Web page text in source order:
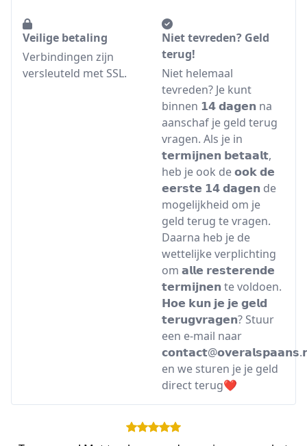
Veilige betaling
Verbindingen zijn
versleuteld met SSL.
Niet tevreden? Geld
terug!
Niet helemaal
tevreden? Je kunt
binnen 𝟭𝟰 𝗱𝗮𝗴𝗲𝗻 na
aanschaf je geld terug
vragen. Als je in
𝘁𝗲𝗿𝗺𝗶𝗷𝗻𝗲𝗻 𝗯𝗲𝘁𝗮𝗮𝗹𝘁,
heb je ook de 𝗼𝗼𝗸 𝗱𝗲
𝗲𝗲𝗿𝘀𝘁𝗲 𝟭𝟰 𝗱𝗮𝗴𝗲𝗻 de
mogelijkheid om je
geld terug te vragen.
Daarna heb je de
wettelijke verplichting
om 𝗮𝗹𝗹𝗲 𝗿𝗲𝘀𝘁𝗲𝗿𝗲𝗻𝗱𝗲
𝘁𝗲𝗿𝗺𝗶𝗷𝗻𝗲𝗻 te voldoen.
𝗛𝗼𝗲 𝗸𝘂𝗻 𝗷𝗲 𝗷𝗲 𝗴𝗲𝗹𝗱
𝘁𝗲𝗿𝘂𝗴𝘃𝗿𝗮𝗴𝗲𝗻? Stuur
een e-mail naar
en we sturen je je geld
direct terug❤️